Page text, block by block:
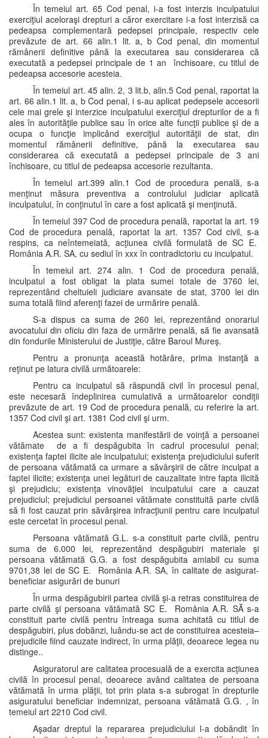
În temeiul art. 65 Cod penal, i-a fost interzis inculpatului
exerciţiul aceloraşi drepturi a căror exercitare i-a fost interzisă ca
pedeapsa complementară pedepsei principale, respectiv cele
prevăzute de art. 66 alin.1 lit. a, b Cod penal, din momentul
rămânerii definitive până la executarea sau considerarea că
executată a pedepsei principale de 1 an închisoare, cu titlul de
pedeapsa accesorie acesteia.
În temeiul art. 45 alin. 2, 3 lit.b, alin.5 Cod penal, raportat la
art. 66 alin.1 lit. a, b Cod penal, i s-au aplicat pedepsele accesorii
cele mai grele şi interzice inculpatului exerciţiul drepturilor de a fi
ales în autorităţile publice sau în orice alte funcţii publice şi de a
ocupa o funcţie implicând exerciţiul autorităţii de stat, din
momentul rămânerii definitive, până la executarea sau
considerarea că executată a pedepsei principale de 3 ani
închisoare, cu titlul de pedeapsa accesorie rezultanta.
În temeiul art.399 alin.1 Cod de procedura penală, s-a
menţinut măsura preventiva a controlului judiciar aplicată
inculpatului, în conţinutul în care a fost aplicată şi menţinută.
În temeiul 397 Cod de procedura penală, raportat la art. 19
Cod de procedura penală, raportat la art. 1357 Cod civil, s-a
respins, ca neîntemeiată, acţiunea civilă formulată de SC E.
România A.R. SA, cu sediul în xxx în contradictoriu cu inculpatul.
În temeiul art. 274 alin. 1 Cod de procedura penală,
inculpatul a fost obligat la plata sumei totale de 3760 lei,
reprezentând cheltuieli judiciare avansate de stat, 3700 lei din
suma totală fiind aferenţi fazei de urmărire penală.
S-a dispus ca suma de 260 lei, reprezentând onorariul
avocatului din oficiu din faza de urmărire penală, să fie avansată
din fondurile Ministerului de Justiţie, către Baroul Mureş.
Pentru a pronunţa această hotărâre, prima instanţă a
reţinut pe latura civilă următoarele:
Pentru ca inculpatul să răspundă civil în procesul penal,
este necesară îndeplinirea cumulativă a următoarelor condiţii
prevăzute de art. 19 Cod de procedura penală, cu referire la art.
1357 Cod civil şi art. 1381 Cod civil şi urm.
Acestea sunt: existenta manifestării de voinţă a persoanei
vătămate de a fi despăgubita în cadrul procesului penal;
existenţa faptei ilicite ale inculpatului; existenţa prejudiciului suferit
de persoana vătămată ca urmare a săvârşirii de către inculpat a
faptei ilicite; existenţa unei legături de cauzalitate intre fapta ilicită
şi prejudiciu; existenţa vinovăţiei inculpatului care a cauzat
prejudiciul; prejudiciul persoanei vătămate constituită parte civilă
să fi fost cauzat prin săvârşirea infracţiunii pentru care inculpatul
este cercetat în procesul penal.
Persoana vătămată G.L. s-a constituit parte civilă, pentru
suma de 6.000 lei, reprezentând despăgubiri materiale şi
persoana vătămată G.G. a fost despăgubita amiabil cu suma
9701,38 lei de SC E. România A.R. SA, în calitate de asigurat-
beneficiar asigurări de bunuri
În urma despăgubirii partea civilă şi-a retras constituirea de
parte civilă şi persoana vătămată SC E. România A.R. SĂ s-a
constituit parte civilă pentru întreaga suma achitată cu titlul de
despăgubiri, plus dobânzi, luându-se act de constituirea acesteia–
prejudicile fiind cauzate indirect, în urma plăţii, deoarece legea nu
distinge..
Asiguratorul are calitatea procesuală de a exercita acţiunea
civilă în procesul penal, deoarece având calitatea de persoana
vătămată în urma plăţii, tot prin plata s-a subrogat în drepturile
asiguratului beneficiar indemnizat, persoana vătămată G.G. , în
temeiul art 2210 Cod civil.
Aşadar dreptul la repararea prejudiciului l-a dobândit în